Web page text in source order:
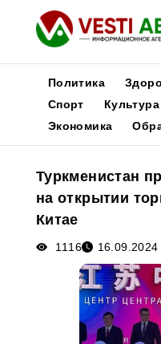
Новости
Медиа
Афиша
Политика
Спорт
Культура
Экономика
Туркменистан
на открытии
Китае
1116 16.09.2024